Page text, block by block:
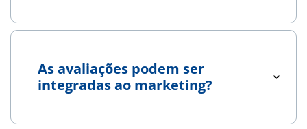
As avaliações podem ser
integradas ao marketing?